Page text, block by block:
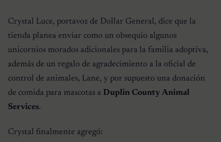
Crystal Luce, portavoz de Dollar General, dice que la
tienda planea enviar como un obsequio algunos
unicornios morados adicionales para la familia adoptiva,
además de un regalo de agradecimiento a la oficial de
control de animales, Lane, y por supuesto una donación
de comida para mascotas a Duplin County Animal
Services.
Crystal finalmente agregó: